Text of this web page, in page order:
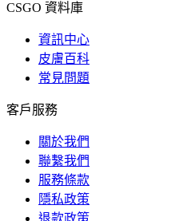
CSGO 資料庫
資訊中心
皮膚百科
常見問題
客戶服務
關於我們
聯繫我們
服務條款
隱私政策
退款政策